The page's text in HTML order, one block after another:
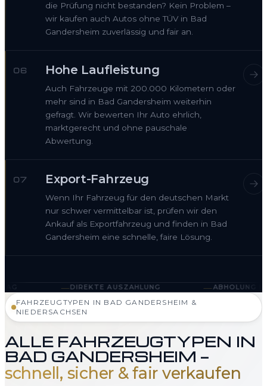
die Prüfung nicht bestanden? Kein Problem –
wir kaufen auch Autos ohne TÜV in Bad
Gandersheim zuverlässig und fair an.
06 Hohe Laufleistung
Auch Fahrzeuge mit 200.000 Kilometern oder
mehr sind in Bad Gandersheim weiterhin
gefragt. Wir bewerten Ihr Auto ehrlich,
marktgerecht und ohne pauschale
Abwertung.
07 Export-Fahrzeug
Wenn Ihr Fahrzeug für den deutschen Markt
nur schwer vermittelbar ist, prüfen wir den
Ankauf als Exportfahrzeug und finden in Bad
Gandersheim eine schnelle, faire Lösung.
AUSZAHLUNG —ABHOLUNG IN BAD
FAHRZEUGTYPEN IN BAD GANDERSHEIM &
NIEDERSACHSEN
ALLE FAHRZEUGTYPEN IN
BAD GANDERSHEIM —
schnell, sicher & fair verkaufen